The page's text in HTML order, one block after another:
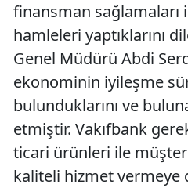
finansman sağlamaları
hamleleri yaptıklarını
Genel Müdürü Abdi
ekonominin iyileşme
bulunduklarını ve
etmiştir. Vakıfbank
ticari ürünleri ile
kaliteli hizmet vermeye